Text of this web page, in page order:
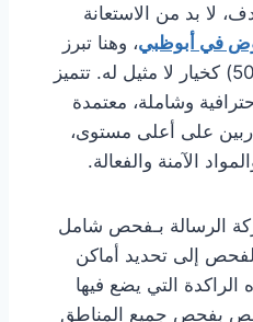
لا بد من الاستعانة
في أبوظبي، وهنا تبرز
شركة الرسالة (508200399) كخيار لا مثيل له. تتميز
وشاملة، معتمدة
على أعلى مستوى،
الآمنة والفعالة.
الرسالة بـفحص شامل
إلى تحديد أماكن
الراكدة التي يضع فيها
بفحص جميع المناطق